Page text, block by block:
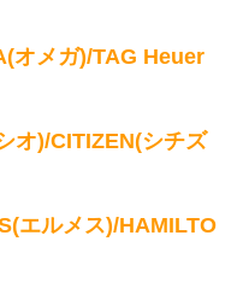
オメガ)/TAG Heuer
オ)/CITIZEN(シチズ
エルメス)/HAMILTO